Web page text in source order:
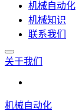
机械自动化
机械知识
联系我们
关于我们
机械自动化